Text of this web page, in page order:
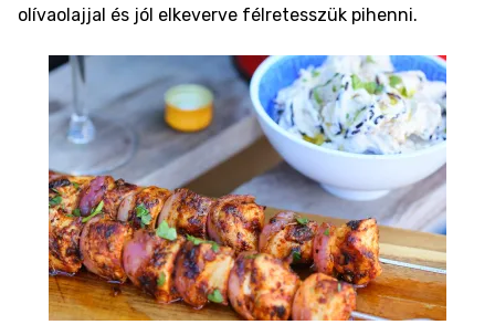
olívaolajjal és jól elkeverve félretesszük pihenni.